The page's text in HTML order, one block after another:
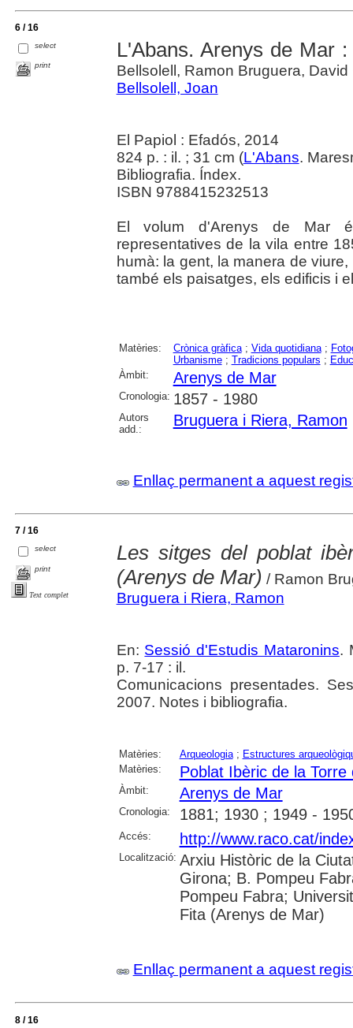
6 / 16
select
print
L'Abans. Arenys de Mar
Bellsolell, Ramon Bruguera,
Bellsolell, Joan
El Papiol : Efadós, 2014
824 p. : il. ; 31 cm (L'Abans.
Bibliografia. Índex.
ISBN 9788415232513
El volum d'Arenys de Mar
representatives de la vila entre
humà: la gent, la manera de
també els paisatges, els edificis i
Matèries: Crònica gràfica; Vida quotidiana;
Urbanisme; Tradicions populars ;
Àmbit:
Arenys de Mar
Cronologia: 1857 - 1980
Autors
add.:
Bruguera i Riera, Ramon
Enllaç permanent a aquest
7 / 16
select
print
Text complet
Les sitges del poblat
(Arenys de Mar) / Ramon
Bruguera i Riera, Ramon
En: Sessió d'Estudis Mataronins.
p. 7-17 : il.
Comunicacions presentades.
2007. Notes i bibliografia.
Matèries: Arqueologia; Estructures
Matèries:
Poblat Ibèric de la
Àmbit: Arenys de Mar
Cronologia: 1881; 1930 ; 1949 -
Accés: http://www.raco.cat/
Localització: Arxiu Històric de la
Girona; B. Pompeu
Pompeu Fabra;
Fita (Arenys de Mar)
Enllaç permanent a aquest
8 / 16